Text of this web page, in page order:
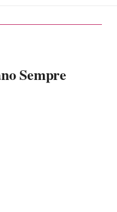
Sempre